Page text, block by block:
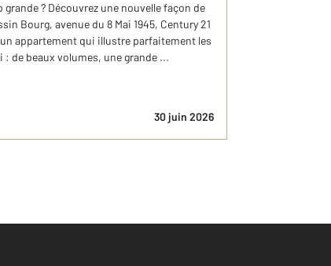
? Découvrez une nouvelle façon de
Bourg, avenue du 8 Mai 1945, Century 21
appartement qui illustre parfaitement les
de beaux volumes, une grande ...
30 juin 2026